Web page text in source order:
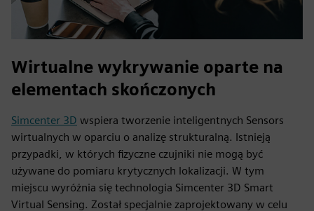
Wirtualne wykrywanie oparte na
elementach skończonych
Simcenter 3D wspiera tworzenie inteligentnych Sensors
wirtualnych w oparciu o analizę strukturalną. Istnieją
przypadki, w których fizyczne czujniki nie mogą być
używane do pomiaru krytycznych lokalizacji. W tym
miejscu wyróżnia się technologia Simcenter 3D Smart
Virtual Sensing. Został specjalnie zaprojektowany w celu